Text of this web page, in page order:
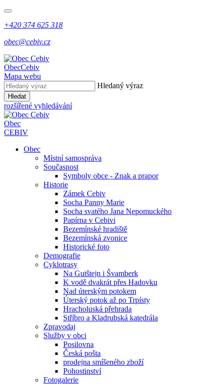
+420 374 625 318
obec@cebiv.cz
ObecCebiv
Mapa webu
Hledaný výraz
Hledat
rozšířené vyhledávání
Obec
CEBIV
Obec
Místní samospráva
Současnost
Symboly obce - Znak a prapor
Historie
Zámek Cebiv
Socha Panny Marie
Socha svatého Jana Nepomuckého
Papírna v Cebivi
Bezemínské hradiště
Bezemínská zvonice
Historické foto
Demografie
Cyklotrasy
Na Gutštejn i Švamberk
K vodě dvakrát přes Hadovku
Nad úterským potokem
Úterský potok až po Trpísty
Hracholuská přehrada
Stříbro a Kladrubská katedrála
Zpravodaj
Služby v obci
Posilovna
Česká pošta
prodejna smíšeného zboží
Pohostinství
Fotogalerie